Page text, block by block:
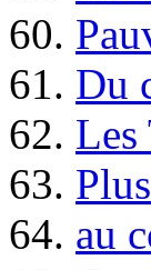
60.
61. Du
62. Les
63.
64. au